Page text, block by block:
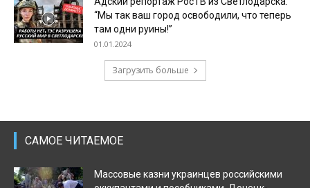
“Мы так ваш город освободили, что теперь
там одни руины!”
01.01.2024
Загрузить больше
САМОЕ ЧИТАЕМОЕ
Массовые казни украинцев российскими